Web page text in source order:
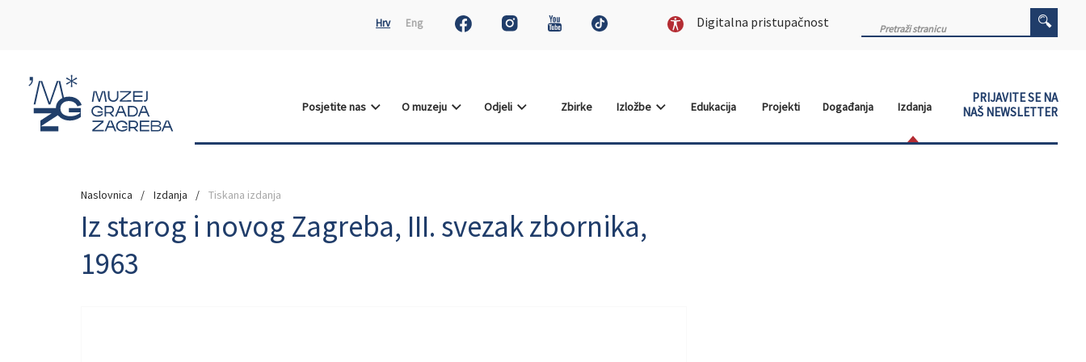
Hrv Eng Digitalna pristupačnost
Posjetite nas O muzeju Odjeli Zbirke Izložbe Edukacija Projekti Događanja Izdanja
PRIJAVITE SE NA
NAŠ NEWSLETTER
Naslovnica Izdanja Tiskana izdanja
Iz starog i novog Zagreba, III. svezak zbornika,
1963